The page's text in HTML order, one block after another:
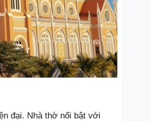
đại. Nhà thờ nổi bật với